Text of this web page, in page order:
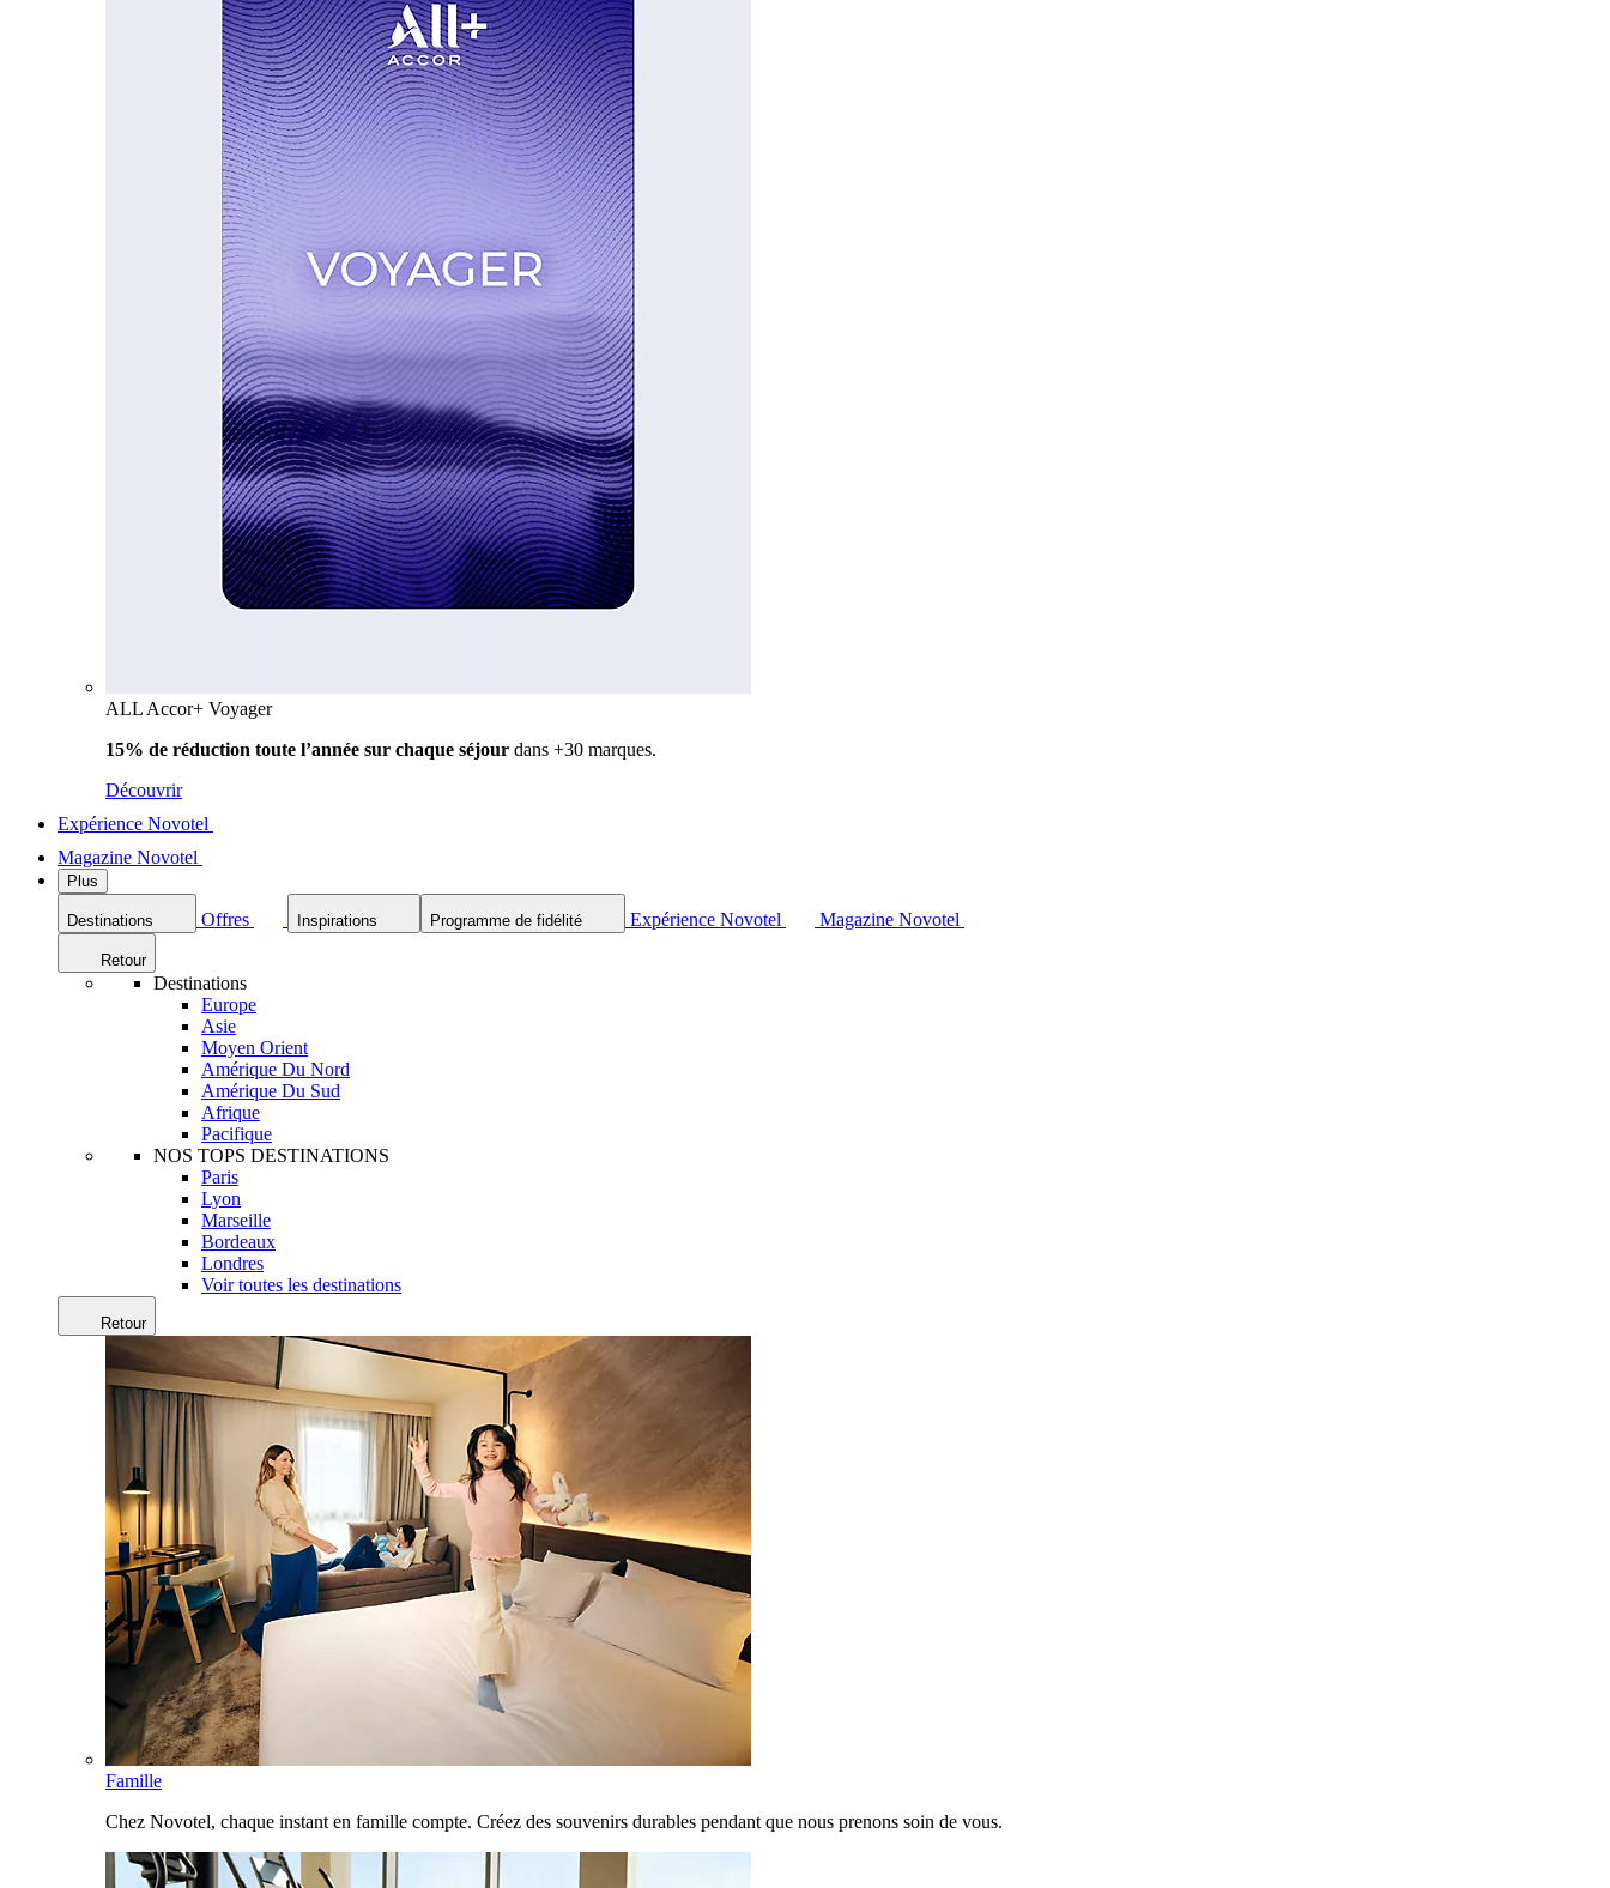
ALL Accor+ Voyager
15% de réduction toute l’année sur chaque séjour dans +30 marques.
Découvrir
Expérience Novotel
Magazine Novotel
Plus
Destinations Offres Inspirations Programme de fidélité Expérience Novotel Magazine Novotel
Retour
Destinations
Europe
Asie
Moyen Orient
Amérique Du Nord
Amérique Du Sud
Afrique
Pacifique
NOS TOPS DESTINATIONS
Paris
Lyon
Marseille
Bordeaux
Londres
Voir toutes les destinations
Retour
Famille
Chez Novotel, chaque instant en famille compte. Créez des souvenirs durables pendant que nous prenons soin de vous.